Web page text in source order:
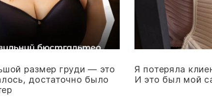
размер груди — это
достаточно было
Я потеряла
И это был мой